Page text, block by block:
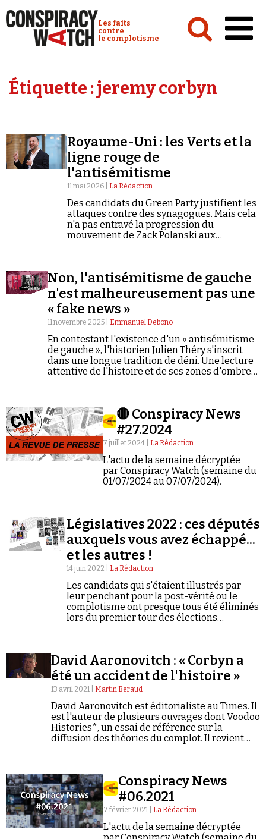
Conspiracy Watch :
Les faits
contre
le complotisme
Analyses
Vidéos
Émissions
Revues de presse
Faire un don
Demander à Vera
Se connecter
Étiquette :jeremy corbyn
Royaume-Uni : les Verts et la
ligne rouge de
l'antisémitisme
11 mai 2026 | La Rédaction
Des candidats du Green Party justifient les
attaques contre des synagogues. Mais cela
n'a pas entravé la progression du
mouvement de Zack Polanski aux
Non, l'antisémitisme de gauche
n'est malheureusement pas une
« fake news »
11 novembre 2025 | Emmanuel Debono
En contestant l'existence d'un « antisémitisme
de gauche », l'historien Julien Théry s'inscrit
dans une longue tradition de déni. Une lecture
attentive de l'histoire et de ses zones d'ombre
🔴 Conspiracy News
#27.2024
7 juillet 2024 | La Rédaction
L'actu de la semaine décryptée
par Conspiracy Watch (semaine du
01/07/2024 au 07/07/2024).
Législatives 2022 : ces députés
auxquels vous avez échappé...
et les autres !
14 juin 2022 | La Rédaction
Les candidats qui s'étaient illustrés par
leur penchant pour la post-vérité ou le
complotisme ont presque tous été éliminés
lors du premier tour des élections
David Aaronovitch : « Corbyn a
été un accident de l'histoire »
13 avril 2021 | Martin Beraud
David Aaronovitch est éditorialiste au Times. Il
est l'auteur de plusieurs ouvrages dont Voodoo
Histories*, un essai de référence sur la
diffusion des théories du complot. Il revient
Conspiracy News
#06.2021
7 février 2021 | La Rédaction
L'actu de la semaine décryptée